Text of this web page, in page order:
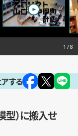
1
する
型）に搬入せ